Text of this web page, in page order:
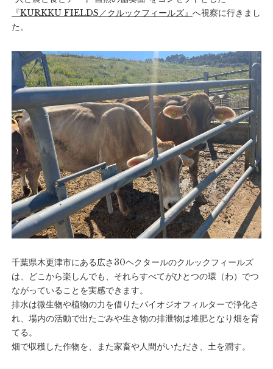
『KURKKU FIELDS／クルックフィールズ』 へ視察に行きまし
た。
千葉県木更津市にある広さ30ヘクタールのクルックフィールズ
は、どこから楽しんでも、それらすべてがひとつの環（わ）でつ
ながっていることを実感できます。
排水は微生物や植物の力を借りたバイオジオフィルターで浄化さ
れ、場内の活動で出たごみや生き物の排泄物は堆肥となり畑を育
てる。
畑で収穫した作物を、また家畜や人間がいただき、土を潤す。